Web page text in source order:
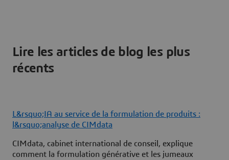
Lire les articles de blog les plus
récents
L&rsquo;IA au service de la formulation de produits :
l&rsquo;analyse de CIMdata
CIMdata, cabinet international de conseil, explique
comment la formulation générative et les jumeaux